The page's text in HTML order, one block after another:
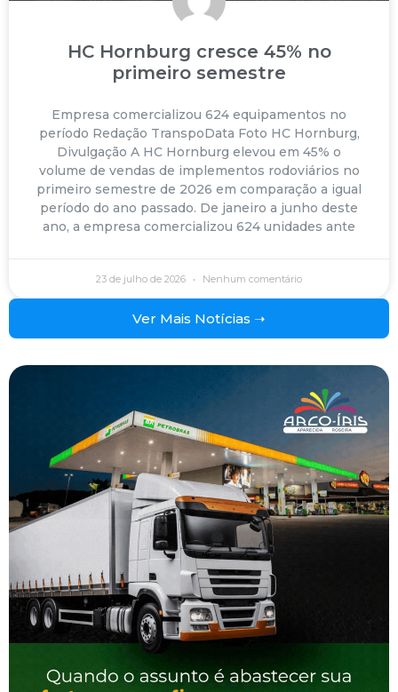
HC Hornburg cresce 45% no
primeiro semestre
Empresa comercializou 624 equipamentos no
período Redação TranspoData Foto HC Hornburg,
Divulgação A HC Hornburg elevou em 45% o
volume de vendas de implementos rodoviários no
primeiro semestre de 2026 em comparação a igual
período do ano passado. De janeiro a junho deste
ano, a empresa comercializou 624 unidades ante
23 de julho de 2026 Nenhum comentário
Ver Mais Notícias ➝